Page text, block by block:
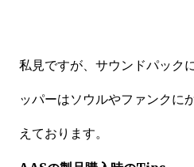
私見ですが、サウンドパック
ッパーはソウルやファンクに
えております。